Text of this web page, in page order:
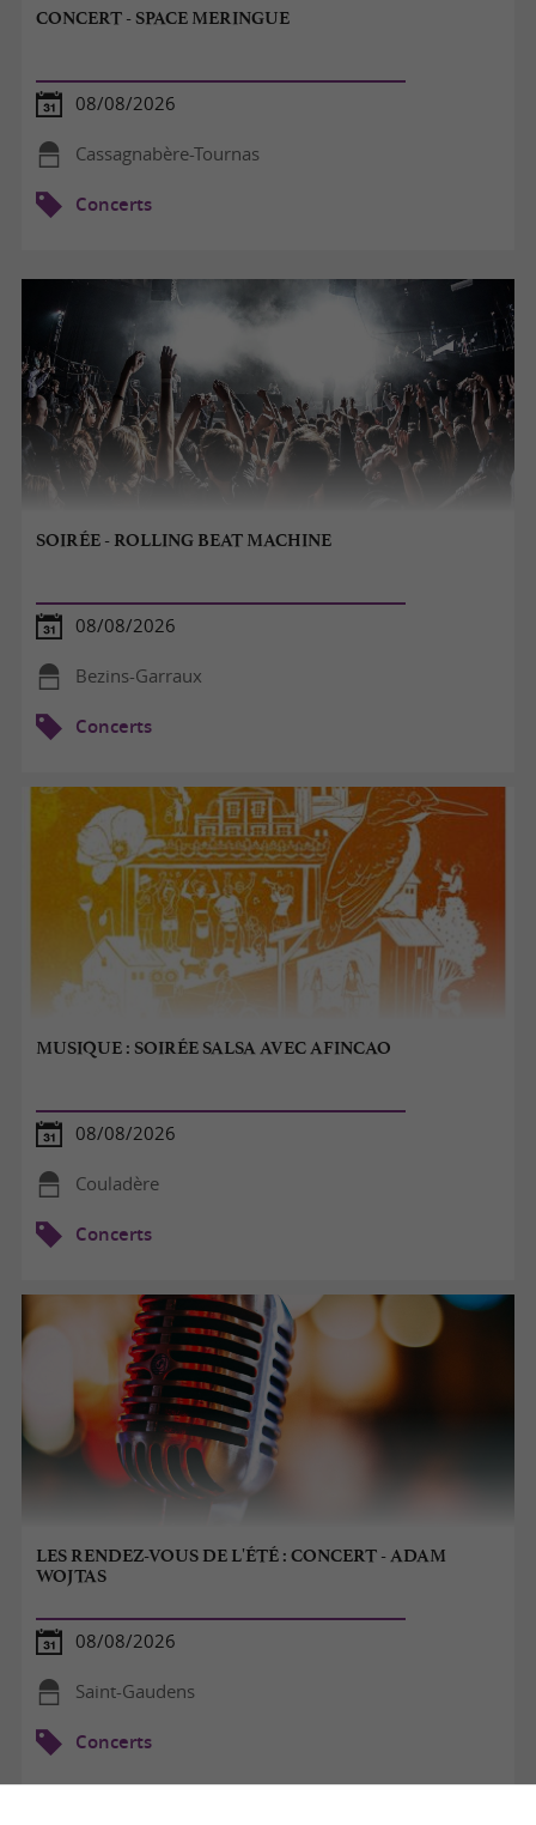
CONCERT - SPACE MERINGUE
08/08/2026
Cassagnabère-Tournas
Concerts
SOIRÉE - ROLLING BEAT MACHINE
08/08/2026
Bezins-Garraux
Concerts
MUSIQUE : SOIRÉE SALSA AVEC AFINCAO
08/08/2026
Couladère
Concerts
LES RENDEZ-VOUS DE L'ÉTÉ : CONCERT - ADAM
WOJTAS
08/08/2026
Saint-Gaudens
Concerts